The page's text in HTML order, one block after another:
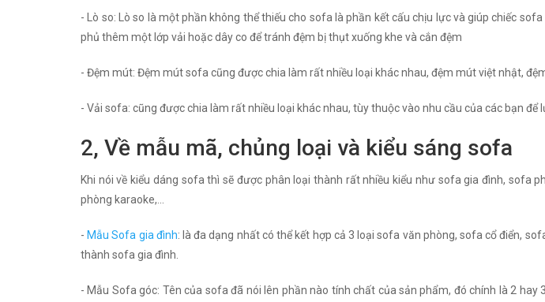
- Lò so: Lò so là một phần không thể thiếu cho sofa là phần kết cấu chịu lực và giúp chiếc
phủ thêm một lớp vải hoặc dây co để tránh đệm bị thụt xuống khe và cắn đệm
- Đệm mút: Đệm mút sofa cũng được chia làm rất nhiều loại khác nhau, đệm mút việt nhật, đệm
- Vải sofa: cũng được chia làm rất nhiều loại khác nhau, tùy thuộc vào nhu cầu của các bạn để
2, Về mẫu mã, chủng loại và kiểu sáng sofa
Khi nói về kiểu dáng sofa thì sẽ được phân loại thành rất nhiều kiểu như sofa gia đình,
phòng karaoke,...
- Mẫu Sofa gia đình: là đa dạng nhất có thể kết hợp cả 3 loại sofa văn phòng, sofa cổ điển,
thành sofa gia đình.
- Mẫu Sofa góc: Tên của sofa đã nói lên phần nào tính chất của sản phẩm, đó chính là 2